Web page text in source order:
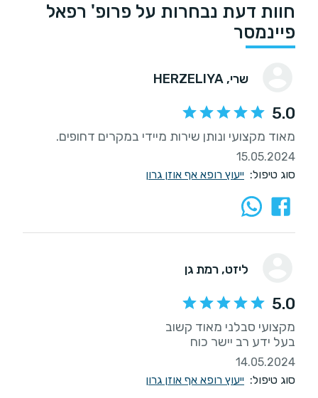
חוות דעת נבחרות על פרופ' רפאל
פיינמסר
שרי, HERZELIYA
5.0
מאוד מקצועי ונותן שירות מיידי במקרים דחופים.
15.05.2024
סוג טיפול: ייעוץ רופא אף אוזן גרון
ליזט, רמת גן
5.0
בעל ידע רב יישר כוח
14.05.2024
סוג טיפול: ייעוץ רופא אף אוזן גרון